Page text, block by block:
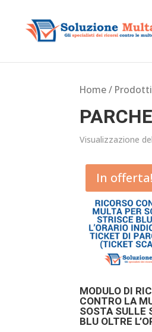
Home/
Visualizzazione
In offerta!
MODULO DI
CONTRO LA
SOSTA SULLE
BLU OLTRE